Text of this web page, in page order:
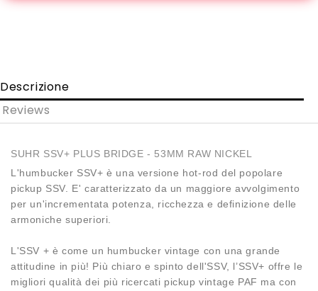
Descrizione
Reviews
SUHR SSV+ PLUS BRIDGE - 53MM RAW NICKEL
L'humbucker SSV+ è una versione hot-rod del popolare
pickup SSV. E' caratterizzato da un maggiore avvolgimento
per un'incrementata potenza, ricchezza e definizione delle
armoniche superiori.
L'SSV + è come un humbucker vintage con una grande
attitudine in più! Più chiaro e spinto dell'SSV, l’SSV+ offre le
migliori qualità dei più ricercati pickup vintage PAF ma con